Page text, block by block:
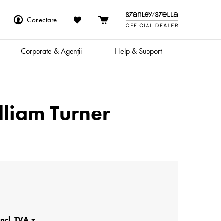
Conectare
Corporate & Agenții Help & Support
Turner